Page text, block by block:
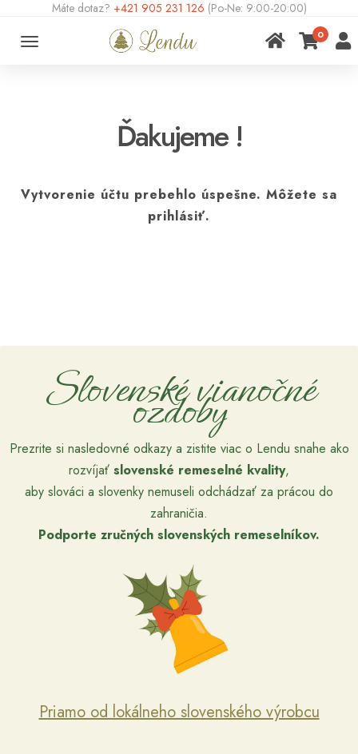
Máte dotaz? +421 905 231 126 (Po-Ne: 9:00-20:00)
Toggle
0
Ďakujeme !
Vytvorenie účtu prebehlo úspešne. Môžete sa
prihlásiť.
Slovenské vianočné
ozdoby
Prezrite si nasledovné odkazy a zistite viac o Lendu snahe ako
rozvíjať slovenské remeselné kvality,
aby slováci a slovenky nemuseli odchádzať za prácou do
zahraničia.
Podporte zručných slovenských remeselníkov.
Priamo od lokálneho slovenského výrobcu